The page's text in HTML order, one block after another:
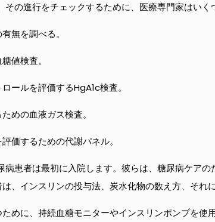
その進行をチェックするために、医療専門家はい
無を調べる。
値検査。
ールを評価するHgA1c検査。
めの血液ガス検査。
価するための代謝パネル。
病患者は最初に入院します。彼らは、糖尿病ケア
、インスリンの投与法、炭水化物の数え方、それ
めに、持続血糖モニターやインスリンポンプを